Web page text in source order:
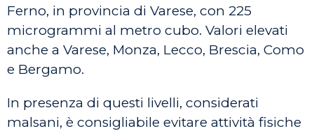
Ferno, in provincia di Varese, con 225
microgrammi al metro cubo. Valori elevati
anche a Varese, Monza, Lecco, Brescia, Como
e Bergamo.
In presenza di questi livelli, considerati
malsani, è consigliabile evitare attività fisiche